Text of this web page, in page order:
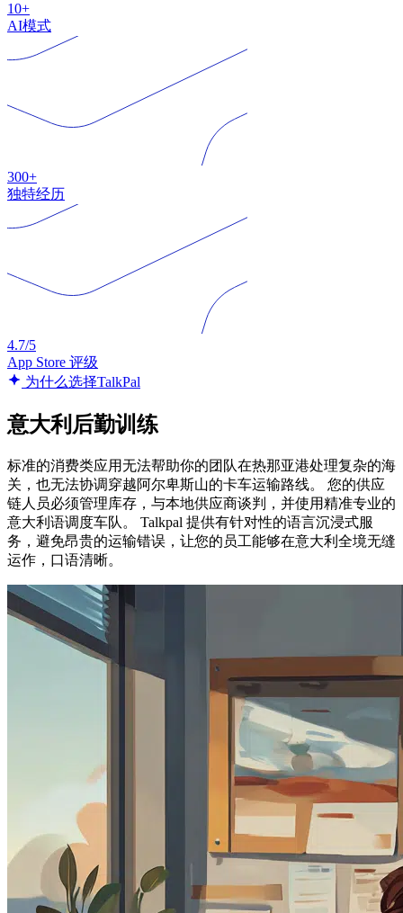
10+
AI模式
300+
独特经历
4.7/5
App Store 评级
为什么选择TalkPal
意大利后勤训练
标准的消费类应用无法帮助你的团队在热那亚港处理复杂的海
关，也无法协调穿越阿尔卑斯山的卡车运输路线。 您的供应
链人员必须管理库存，与本地供应商谈判，并使用精准专业的
意大利语调度车队。 Talkpal 提供有针对性的语言沉浸式服
务，避免昂贵的运输错误，让您的员工能够在意大利全境无缝
运作，口语清晰。